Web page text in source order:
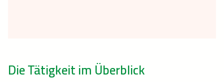
Die Tätigkeit im Überblick